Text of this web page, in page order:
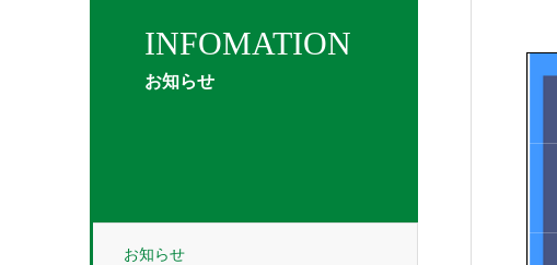
INFOMATION
お知らせ
お知らせ